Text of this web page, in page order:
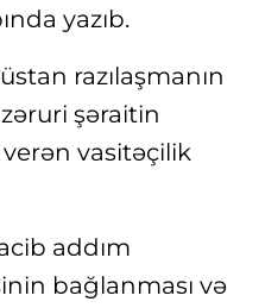
yazıb.
razılaşmanın
şəraitin
verən vasitəçilik
addım
bağlanması və